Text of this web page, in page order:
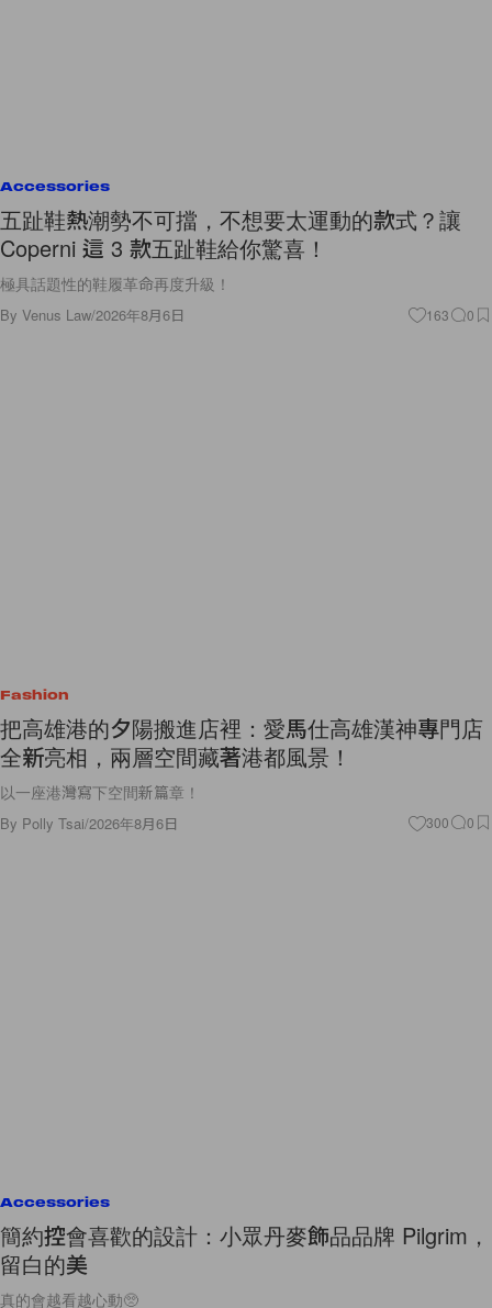
Accessories
五趾鞋熱潮勢不可擋，不想要太運動的款式？讓
Coperni 這 3 款五趾鞋給你驚喜！
極具話題性的鞋履革命再度升級！
By Venus Law/2026年8月6日 163 0
Fashion
把高雄港的夕陽搬進店裡：愛馬仕高雄漢神專門店
全新亮相，兩層空間藏著港都風景！
以一座港灣寫下空間新篇章！
By Polly Tsai/2026年8月6日 300 0
Accessories
簡約控會喜歡的設計：小眾丹麥飾品品牌 Pilgrim，
留白的美
真的會越看越心動🥺